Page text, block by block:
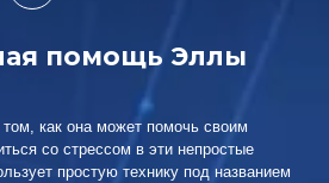
помощь Эллы
как она может помочь своим
со стрессом в эти непростые
простую технику под названием